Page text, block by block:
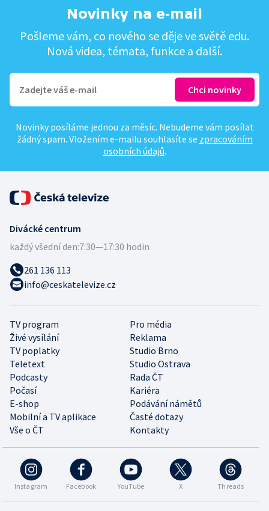
Novinky na e-mail
Pošleme vám, co nového se děje ve světě edu.
Nová videa, témata, funkce a další.
Novinky posíláme jednou za měsíc. Nebudeme vám posílat
žádný spam. Vložením e-mailu souhlasíte se zpracováním
osobních údajů.